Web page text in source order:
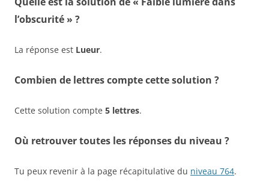
l’obscurité » ?
La réponse est Lueur.
Combien de lettres compte cette solution ?
Cette solution compte 5 lettres.
Où retrouver toutes les réponses du niveau ?
Tu peux revenir à la page récapitulative du niveau 764.